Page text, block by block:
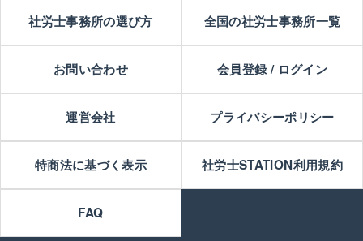
社労士事務所の選び方 全国の社労士事務所一覧
お問い合わせ 会員登録 / ログイン
運営会社 プライバシーポリシー
特商法に基づく表示 社労士STATION利用規約
FAQ